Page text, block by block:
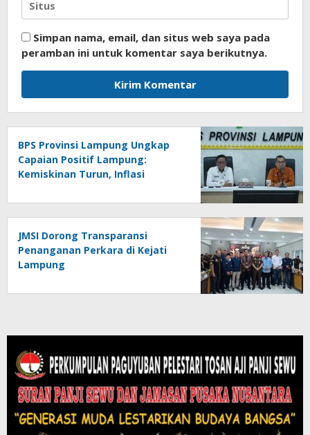
Simpan nama, email, dan situs web saya pada
peramban ini untuk komentar saya berikutnya.
BPS Provinsi Lampung Ungkap
Capaian Positif Lampung:
Kemiskinan Turun, Inflasi
Tumbuh
JMSI Dorong Transparansi
Penanganan Perkara di Kejati
Lampung